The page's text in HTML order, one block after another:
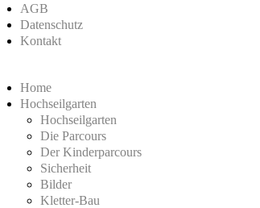
AGB
Datenschutz
Kontakt
Home
Hochseilgarten
Hochseilgarten
Die Parcours
Der Kinderparcours
Sicherheit
Bilder
Kletter-Bau